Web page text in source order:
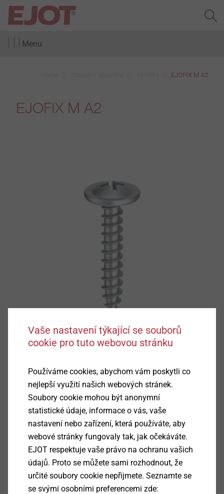
Menu
EJOFIX M A2
EJOFIX M A2
Podrobnosti k výrobku
Oblast použití
Upevnění poplastovaných plechů na ocelové
plechy do 0,9 mm
Upevnění poplastovaných plechů na dřevěné
Vaše nastavení týkající se souborů
cookie pro tuto webovou stránku
Používáme cookies, abychom vám poskytli co
nejlepší využití našich webových stránek.
Soubory cookie mohou být anonymní
statistické údaje, informace o vás, vaše
nastavení nebo zařízení, která používáte, aby
webové stránky fungovaly tak, jak očekáváte.
EJOT respektuje vaše právo na ochranu vašich
údajů. Proto se můžete sami rozhodnout, že
určité soubory cookie nepřijmete. Seznamte se
se svými osobními preferencemi zde: